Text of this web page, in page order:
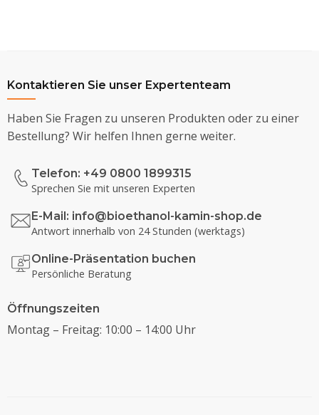
Kontaktieren Sie unser Expertenteam
Haben Sie Fragen zu unseren Produkten oder zu einer
Bestellung? Wir helfen Ihnen gerne weiter.
Telefon: +49 0800 1899315
Sprechen Sie mit unseren Experten
E-Mail: info@bioethanol-kamin-shop.de
Antwort innerhalb von 24 Stunden (werktags)
Online-Präsentation buchen
Persönliche Beratung
Öffnungszeiten
Montag – Freitag: 10:00 – 14:00 Uhr